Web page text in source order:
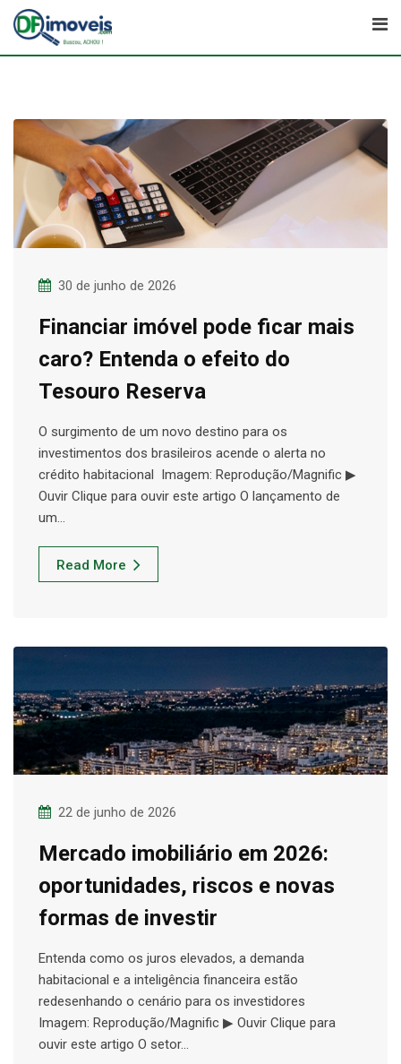
Skip
content
30 de junho de 2026
Financiar imóvel pode ficar mais
caro? Entenda o efeito do
Tesouro Reserva
O surgimento de um novo destino para os
investimentos dos brasileiros acende o alerta no
crédito habitacional Imagem: Reprodução/Magnific ▶
Ouvir Clique para ouvir este artigo O lançamento de
um…
Read More
22 de junho de 2026
Mercado imobiliário em 2026:
oportunidades, riscos e novas
formas de investir
Entenda como os juros elevados, a demanda
habitacional e a inteligência financeira estão
redesenhando o cenário para os investidores
Imagem: Reprodução/Magnific ▶ Ouvir Clique para
ouvir este artigo O setor…